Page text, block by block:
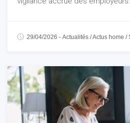
29/04/2026 - Actualités /Actus home /